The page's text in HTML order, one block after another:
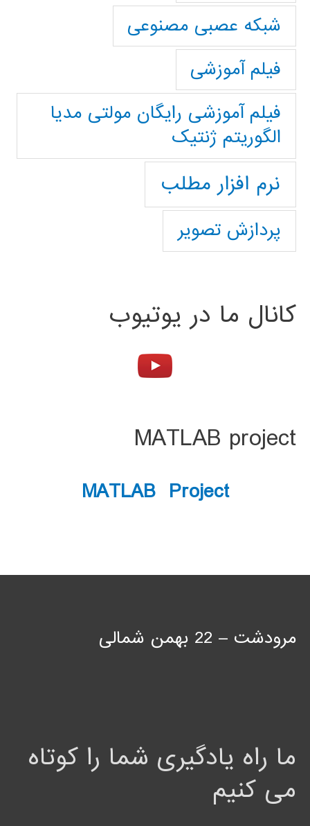
شبکه عصبی مصنوعی
فیلم آموزشی
فیلم آموزشی رایگان مولتی مدیا
الگوریتم ژنتیک
نرم افزار مطلب
پردازش تصویر
کانال ما در یوتیوب
MATLAB project
MATLAB Project
مرودشت – 22 بهمن شمالی
ما راه یادگیری شما را کوتاه
می کنیم